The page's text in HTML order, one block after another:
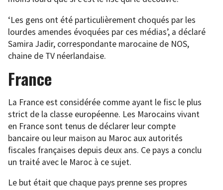
‘Les gens ont été particulièrement choqués par les
lourdes amendes évoquées par ces médias’, a déclaré
Samira Jadir, correspondante marocaine de NOS,
chaine de TV néerlandaise.
France
La France est considérée comme ayant le fisc le plus
strict de la classe européenne. Les Marocains vivant
en France sont tenus de déclarer leur compte
bancaire ou leur maison au Maroc aux autorités
fiscales françaises depuis deux ans. Ce pays a conclu
un traité avec le Maroc à ce sujet.
Le but était que chaque pays prenne ses propres